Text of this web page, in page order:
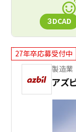
３DCAD
27年卒応募受付中
製造業
アズ